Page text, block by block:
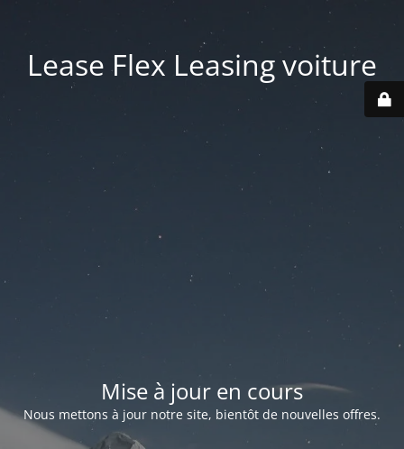
Lease Flex Leasing voiture
Mise à jour en cours
Nous mettons à jour notre site, bientôt de nouvelles offres.